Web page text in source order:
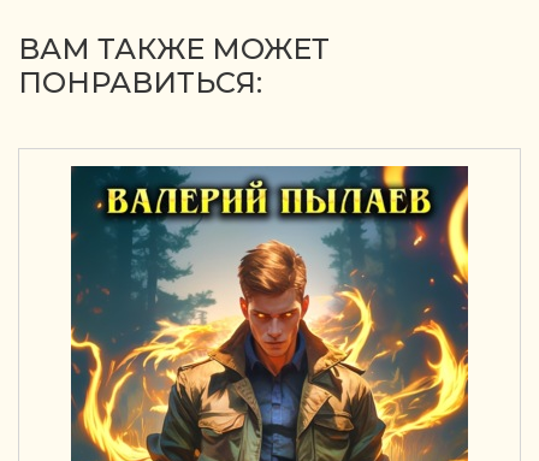
ВАМ ТАКЖЕ МОЖЕТ
ПОНРАВИТЬСЯ: